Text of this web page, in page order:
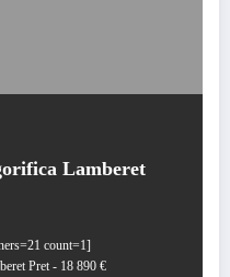
Lamberet
count=1]
Pret - 18 890 €